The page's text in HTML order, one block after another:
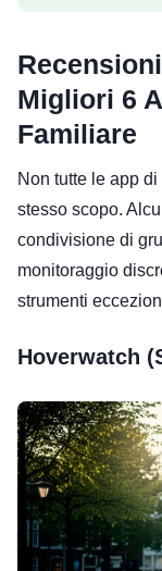
Migliori 6
Familiare
Non tutte le app
stesso scopo.
condivisione di
monitoraggio
strumenti
Hoverwatch